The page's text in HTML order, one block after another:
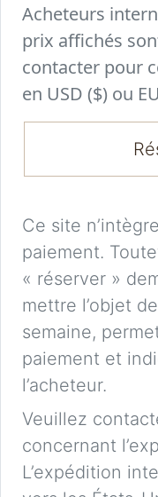
Acheteurs
prix affichés
contacter pour
en USD ($) ou
Ce site
paiement.
« réserver »
mettre l’objet
semaine,
paiement et
l’acheteur.
Veuillez
concernant
L’expédition